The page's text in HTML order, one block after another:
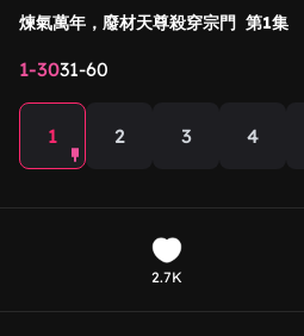
煉氣萬年，廢材天尊殺穿宗門 第1集
1-3031-60
1 2 3 4
2.7K